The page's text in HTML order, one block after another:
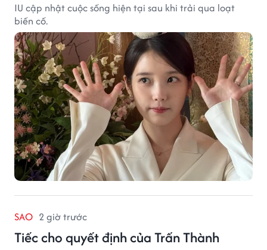
IU cập nhật cuộc sống hiện tại sau khi trải qua loạt
biến cố.
SAO 2 giờ trước
Tiếc cho quyết định của Trấn Thành